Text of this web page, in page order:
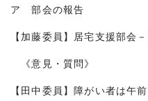
ア 部会の報告
【加藤委員】居宅支援部会
《意見・質問》
【田中委員】障がい者は午